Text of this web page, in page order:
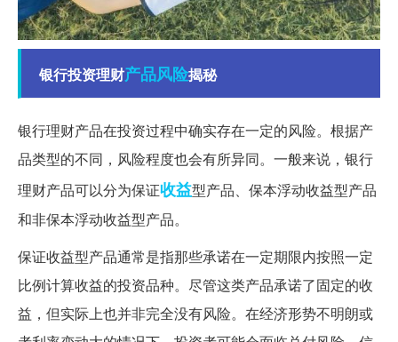
银行投资理财产品风险揭秘
银行理财产品在投资过程中确实存在一定的风险。根据产
品类型的不同，风险程度也会有所异同。一般来说，银行
理财产品可以分为保证收益型产品、保本浮动收益型产品
和非保本浮动收益型产品。
保证收益型产品通常是指那些承诺在一定期限内按照一定
比例计算收益的投资品种。尽管这类产品承诺了固定的收
益，但实际上也并非完全没有风险。在经济形势不明朗或